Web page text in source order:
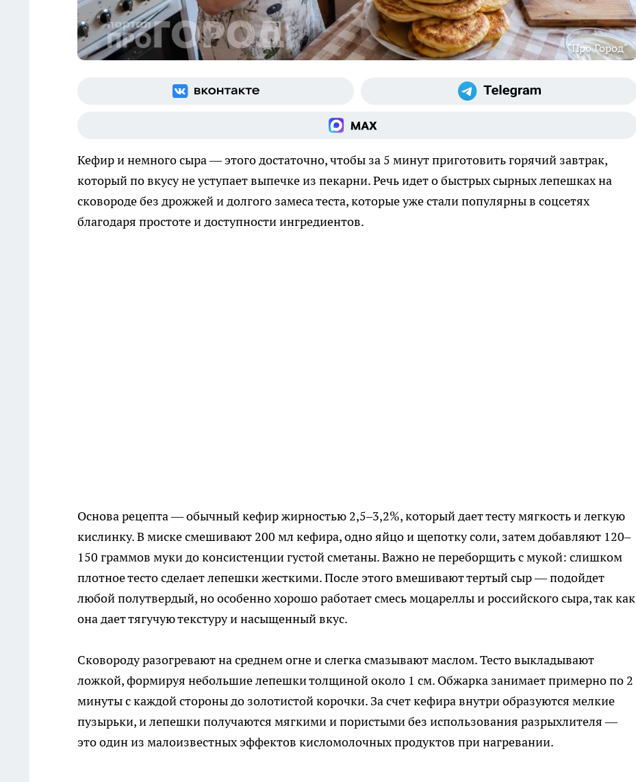
"Про Город"
Кефир и немного сыра — этого достаточно, чтобы за 5 минут приготовить горячий завтрак,
который по вкусу не уступает выпечке из пекарни. Речь идет о быстрых сырных лепешках на
сковороде без дрожжей и долгого замеса теста, которые уже стали популярны в соцсетях
благодаря простоте и доступности ингредиентов.
Основа рецепта — обычный кефир жирностью 2,5–3,2%, который дает тесту мягкость и легкую
кислинку. В миске смешивают 200 мл кефира, одно яйцо и щепотку соли, затем добавляют 120–
150 граммов муки до консистенции густой сметаны. Важно не переборщить с мукой: слишком
плотное тесто сделает лепешки жесткими. После этого вмешивают тертый сыр — подойдет
любой полутвердый, но особенно хорошо работает смесь моцареллы и российского сыра, так как
она дает тягучую текстуру и насыщенный вкус.
Сковороду разогревают на среднем огне и слегка смазывают маслом. Тесто выкладывают
ложкой, формируя небольшие лепешки толщиной около 1 см. Обжарка занимает примерно по 2
минуты с каждой стороны до золотистой корочки. За счет кефира внутри образуются мелкие
пузырьки, и лепешки получаются мягкими и пористыми без использования разрыхлителя —
это один из малоизвестных эффектов кисломолочных продуктов при нагревании.